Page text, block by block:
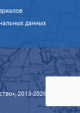
данных
2013-2026